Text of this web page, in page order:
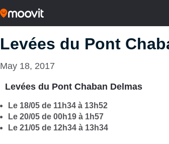
Levées du Pont
May 18, 2017
Levées du Pont Chaban Delmas
Le 18/05 de 11h34 à 13h52
Le 20/05 de 00h19 à 1h57
Le 21/05 de 12h34 à 13h34